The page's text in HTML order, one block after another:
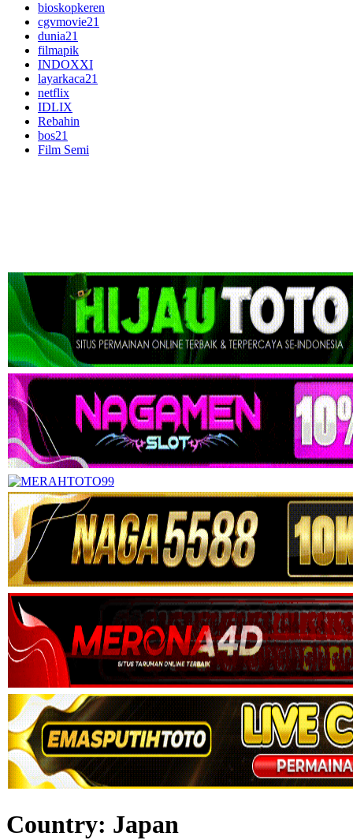
bioskopkeren
cgvmovie21
dunia21
filmapik
INDOXXI
layarkaca21
netflix
IDLIX
Rebahin
bos21
Film Semi
Country: Japan